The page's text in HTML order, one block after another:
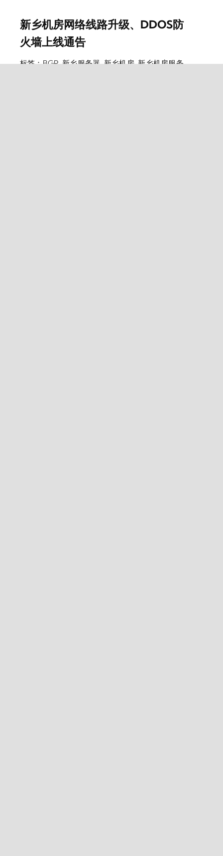
新乡机房网络线路升级、DDOS防
火墙上线通告
标签：BGP,新乡服务器,新乡机房,新乡机房服务